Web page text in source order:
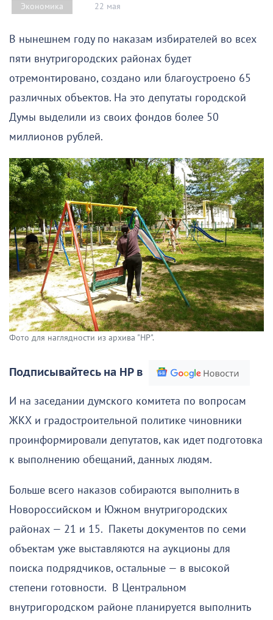
Экономика 22 мая
В нынешнем году по наказам избирателей во всех
пяти внутригородских районах будет
отремонтировано, создано или благоустроено 65
различных объектов. На это депутаты городской
Думы выделили из своих фондов более 50
миллионов рублей.
Фото для наглядности из архива "НР".
Подписывайтесь на НР в
И на заседании думского комитета по вопросам
ЖКХ и градостроительной политике чиновники
проинформировали депутатов, как идет подготовка
к выполнению обещаний, данных людям.
Больше всего наказов собираются выполнить в
Новороссийском и Южном внутригородских
районах — 21 и 15. Пакеты документов по семи
объектам уже выставляются на аукционы для
поиска подрядчиков, остальные — в высокой
степени готовности. В Центральном
внутригородском районе планируется выполнить